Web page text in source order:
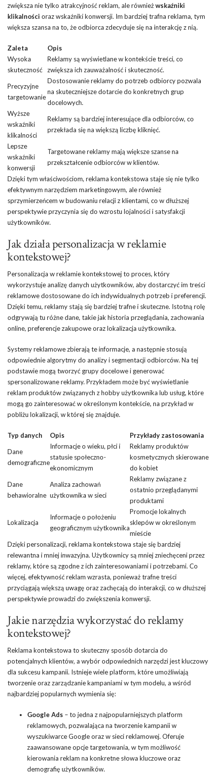
zwiększa nie tylko atrakcyjność reklam, ale równieżwskaźniki
klikalności oraz wskaźniki konwersji. Im bardziej trafna reklama, tym
większa szansa na to, że odbiorca zdecyduje się na interakcję z nią.
Zaleta
Opis
Wysoka
skuteczność
Reklamy są wyświetlane w kontekście treści, co
zwiększa ich zauważalność i skuteczność.
Precyzyjne
targetowanie
Dostosowanie reklamy do potrzeb odbiorcy pozwala
na skuteczniejsze dotarcie do konkretnych grup
docelowych.
Wyższe
wskaźniki
klikalności
Reklamy są bardziej interesujące dla odbiorców, co
przekłada się na większą liczbę kliknięć.
Lepsze
wskaźniki
konwersji
Targetowane reklamy mają większe szanse na
przekształcenie odbiorców w klientów.
Dzięki tym właściwościom, reklama kontekstowa staje się nie tylko
efektywnym narzędziem marketingowym, ale również
sprzymierzeńcem w budowaniu relacji z klientami, co w dłuższej
perspektywie przyczynia się do wzrostu lojalności i satysfakcji
użytkowników.
Jak działa personalizacja w reklamie
kontekstowej?
Personalizacja w reklamie kontekstowej to proces, który
wykorzystuje analizę danych użytkowników, aby dostarczyć im treści
reklamowe dostosowane do ich indywidualnych potrzeb i preferencji.
Dzięki temu, reklamy stają się bardziej trafne i skuteczne. Istotną rolę
odgrywają tu różne dane, takie jak historia przeglądania, zachowania
online, preferencje zakupowe oraz lokalizacja użytkownika.
Systemy reklamowe zbierają te informacje, a następnie stosują
odpowiednie algorytmy do analizy i segmentacji odbiorców. Na tej
podstawie mogą tworzyć grupy docelowe i generować
spersonalizowane reklamy. Przykładem może być wyświetlanie
reklam produktów związanych z hobby użytkownika lub usług, które
mogą go zainteresować w określonym kontekście, na przykład w
pobliżu lokalizacji, w której się znajduje.
Typ danych Opis Przykłady zastosowania
Dane
demograficzne
Informacje o wieku, płci i
statusie społeczno-
ekonomicznym
Reklamy produktów
kosmetycznych skierowane
do kobiet
Dane
behawioralne
Analiza zachowań
użytkownika w sieci
Reklamy związane z
ostatnio przeglądanymi
produktami
Lokalizacja
Informacje o położeniu
geograficznym użytkownika
Promocje lokalnych
sklepów w określonym
mieście
Dzięki personalizacji, reklama kontekstowa staje się bardziej
relewantna i mniej inwazyjna. Użytkownicy są mniej zniechęceni przez
reklamy, które są zgodne z ich zainteresowaniami i potrzebami. Co
więcej, efektywność reklam wzrasta, ponieważ trafne treści
przyciągają większą uwagę oraz zachęcają do interakcji, co w dłuższej
perspektywie prowadzi do zwiększenia konwersji.
Jakie narzędzia wykorzystać do reklamy
kontekstowej?
Reklama kontekstowa to skuteczny sposób dotarcia do
potencjalnych klientów, a wybór odpowiednich narzędzi jest kluczowy
dla sukcesu kampanii. Istnieje wiele platform, które umożliwiają
tworzenie oraz zarządzanie kampaniami w tym modelu, a wśród
najbardziej popularnych wymienia się:
Google Ads – to jedna z najpopularniejszych platform
reklamowych, pozwalająca na tworzenie kampanii w
wyszukiwarce Google oraz w sieci reklamowej. Oferuje
zaawansowane opcje targetowania, w tym możliwość
kierowania reklam na konkretne słowa kluczowe oraz
demografię użytkowników.